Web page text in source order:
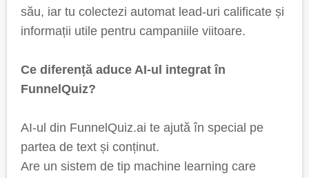
său, iar tu colectezi automat lead-uri calificate și
informații utile pentru campaniile viitoare.
Ce diferență aduce AI-ul integrat în
FunnelQuiz?
AI-ul din FunnelQuiz.ai te ajută în special pe
partea de text și conținut.
Are un sistem de tip machine learning care